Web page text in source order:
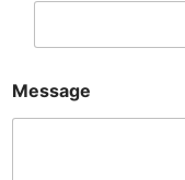
Message